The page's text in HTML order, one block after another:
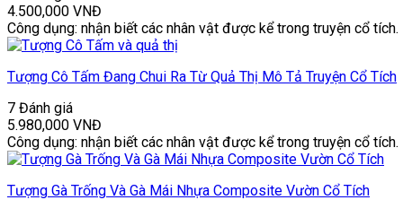
4.500,000 VNĐ
Công dụng: nhận biết các nhân vật được kể trong truyện cổ tích.
Tượng Cô Tấm Đang Chui Ra Từ Quả Thị Mô Tả Truyện Cổ Tích
7 Đánh giá
5.980,000 VNĐ
Công dụng: nhận biết các nhân vật được kể trong truyện cổ tích.
Tượng Gà Trống Và Gà Mái Nhựa Composite Vườn Cổ Tích